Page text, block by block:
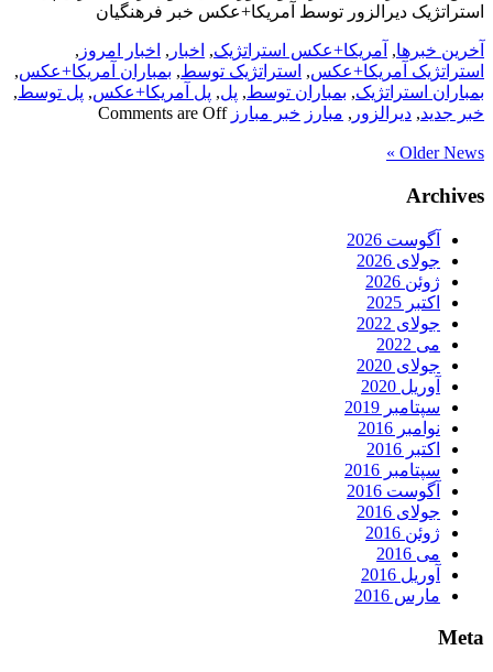
استراتژیک دیرالزور توسط آمریکا+عکس خبر فرهنگیان
آخرین خبرها, آمریکا+عکس استراتژیک, اخبار , اخبار امروز ,
استراتژیک آمریکا+عکس, استراتژیک توسط, بمباران آمریکا+عکس,
بمباران استراتژیک, بمباران توسط, پل, پل آمریکا+عکس, پل توسط,
خبر جدید, دیرالزور , مبارز خبر مبارز Comments are Off
Older News »
Archives
آگوست 2026
جولای 2026
ژوئن 2026
اکتبر 2025
جولای 2022
می 2022
جولای 2020
آوریل 2020
سپتامبر 2019
نوامبر 2016
اکتبر 2016
سپتامبر 2016
آگوست 2016
جولای 2016
ژوئن 2016
می 2016
آوریل 2016
مارس 2016
Meta